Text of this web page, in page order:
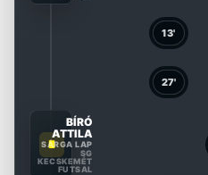
13'
27'
BÍRÓ
ATTILA
SÁRGA LAP
SG
KECSKEMÉT
FUTSAL